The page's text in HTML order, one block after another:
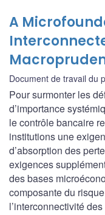
A
Document de travail du
Pour surmonter les
d’importance
le contrôle bancaire
institutions une
d’absorption des
exigences
des bases
composante du
l’interconnectivité